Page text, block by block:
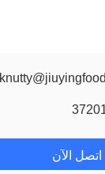
اتصل الآن